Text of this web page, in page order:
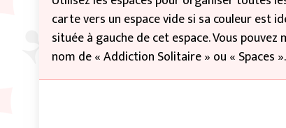
carte vers un espace vide si sa couleur est
située à gauche de cet espace. Vous
nom de « Addiction Solitaire » ou « Spaces ».